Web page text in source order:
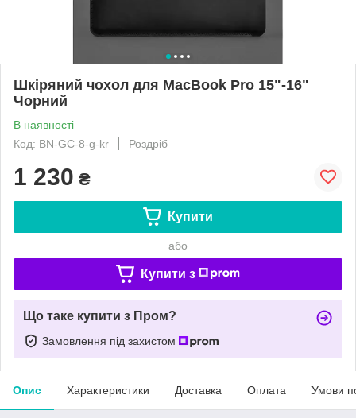
Шкіряний чохол для MacBook Pro 15"-16"
Чорний
В наявності
Код: BN-GC-8-g-kr
Роздріб
1 230 ₴
Купити
або
Купити з
Що таке купити з Пром?
Замовлення під захистом
Опис Характеристики Доставка Оплата Умови